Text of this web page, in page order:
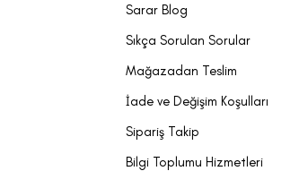
Sarar Blog
Sıkça Sorulan Sorular
Mağazadan Teslim
İade ve Değişim Koşulları
Sipariş Takip
Bilgi Toplumu Hizmetleri